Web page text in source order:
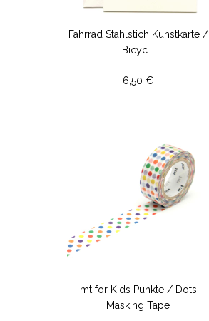
Fahrrad Stahlstich Kunstkarte /
Bicyc...
6,50 €
mt for Kids Punkte / Dots
Masking Tape